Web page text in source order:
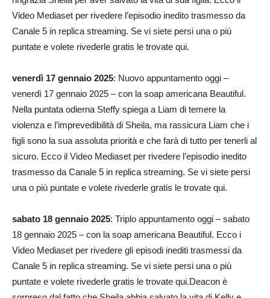
Video Mediaset per rivedere l’episodio inedito trasmesso da
Canale 5 in replica streaming. Se vi siete persi una o più
puntate e volete rivederle gratis le trovate qui.
venerdì 17 gennaio 2025: Nuovo appuntamento oggi –
venerdì 17 gennaio 2025 – con la soap americana Beautiful.
Nella puntata odierna Steffy spiega a Liam di temere la
violenza e l’imprevedibilità di Sheila, ma rassicura Liam che i
figli sono la sua assoluta priorità e che farà di tutto per tenerli al
sicuro. Ecco il Video Mediaset per rivedere l’episodio inedito
trasmesso da Canale 5 in replica streaming. Se vi siete persi
una o più puntate e volete rivederle gratis le trovate qui.
sabato 18 gennaio 2025: Triplo appuntamento oggi – sabato
18 gennaio 2025 – con la soap americana Beautiful. Ecco i
Video Mediaset per rivedere gli episodi inediti trasmessi da
Canale 5 in replica streaming. Se vi siete persi una o più
puntate e volete rivederle gratis le trovate qui.Deacon è